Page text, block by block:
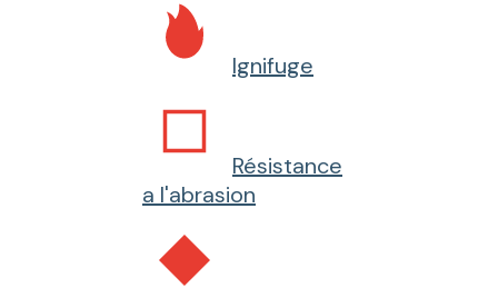
Ignifuge
Résistance
a l'abrasion